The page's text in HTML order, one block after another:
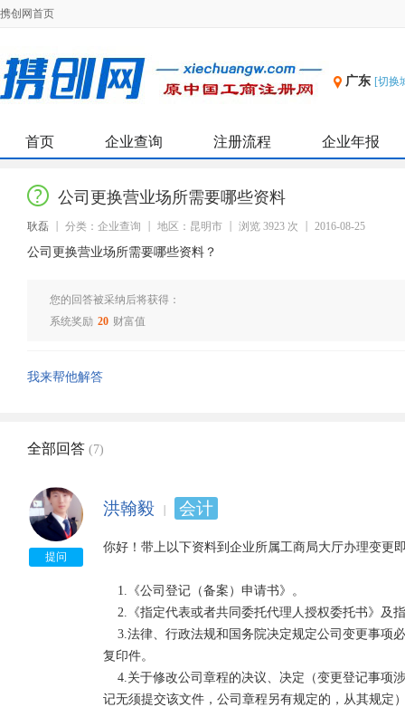
携创网首页
广东 [切换
首页 企业查询 注册流程 企业年报
公司更换营业场所需要哪些资料
耿磊 分类：企业查询 地区：昆明市 浏览 3923 次 2016-08-25
公司更换营业场所需要哪些资料？
您的回答被采纳后将获得：
系统奖励 20 财富值
我来帮他解答
全部回答 (7)
提问
洪翰毅 会计
你好！带上以下资料到企业所属工商局大厅办理变更
复印件。
记无须提交该文件，公司章程另有规定的，从其规定